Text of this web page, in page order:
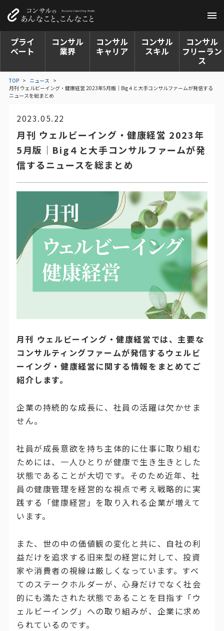
プライ
ベート
コンサル
業界
コンサル
キャリア
コンサル
スキル
コンサル
フリーラン
ス
TOP > ニュース >
月刊 ウェルビーイング・健康経営 2023年5月版｜Big４と大手コンサルファームが発信する
ニュースを総まとめ
2023.05.22
月刊 ウェルビーイング・健康経営 2023年
5月版｜Big４と大手コンサルファームが発
信するニュースを総まとめ
月刊 ウェルビーイング・健康経営では、主要な
コンサルティングファームが発信するウェルビ
ーイング・健康経営に関する情報をまとめてご
紹介します。
企業の持続的な成長に、社員の活躍は欠かせま
せん。
社員が成長意欲を持ち主体的に仕事に取り組む
ためには、一人ひとりが健康で生き生きとした
状態であることが大切です。そのため近年、社
員の健康管理を経営的な視点で考え戦略的に実
践する「健康経営」を取り入れる企業が増えて
います。
また、世の中の価値観の変化と共に、自社の利
益だけを追求する旧来型の経営に対して、投資
家や消費者の視線は厳しくなっています。すべ
てのステークホルダーが、心身だけでなく社会
的にも満たされた状態であることを目指す「ウ
ェルビーイング」への取り組みが、企業に求め
られているのです。